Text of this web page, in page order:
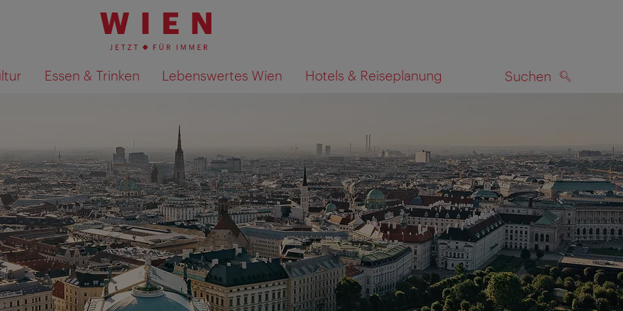
Essen & Trinken Lebenswertes Wien Hotels & Reiseplanung Suchen